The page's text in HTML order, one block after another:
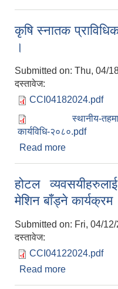
कृषि स्‍नातक
।
Submitted on: Thu, 04/
दस्तावेज:
CCI04182024.pdf
स्थानीय-
कार्यविधि-२०८०.pdf
Read more
होटल
मेशिन बाँड्ने कार्यक्रम
Submitted on: Fri, 04/
दस्तावेज:
CCI04122024.pdf
Read more